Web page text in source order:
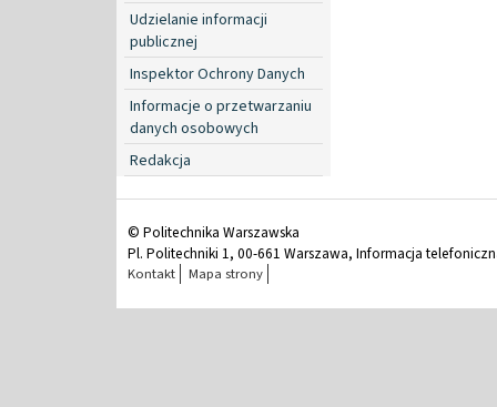
Udzielanie informacji
publicznej
Inspektor Ochrony Danych
Informacje o przetwarzaniu
danych osobowych
Redakcja
© Politechnika Warszawska
Pl. Politechniki 1, 00-661 Warszawa, Informacja
Kontakt Mapa strony